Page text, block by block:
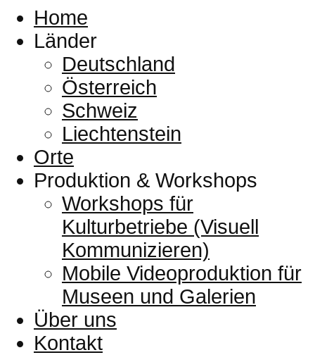
Home
Länder
Deutschland
Österreich
Schweiz
Liechtenstein
Orte
Produktion & Workshops
Workshops für
Kulturbetriebe (Visuell
Kommunizieren)
Mobile Videoproduktion für
Museen und Galerien
Über uns
Kontakt